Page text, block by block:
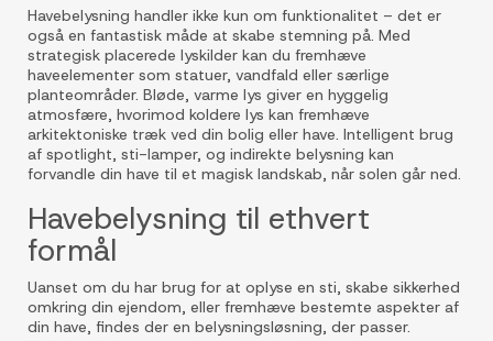
Havebelysning handler ikke kun om funktionalitet – det er
også en fantastisk måde at skabe stemning på. Med
strategisk placerede lyskilder kan du fremhæve
haveelementer som statuer, vandfald eller særlige
planteområder. Bløde, varme lys giver en hyggelig
atmosfære, hvorimod koldere lys kan fremhæve
arkitektoniske træk ved din bolig eller have. Intelligent brug
af spotlight, sti-lamper, og indirekte belysning kan
forvandle din have til et magisk landskab, når solen går ned.
Havebelysning til ethvert
formål
Uanset om du har brug for at oplyse en sti, skabe sikkerhed
omkring din ejendom, eller fremhæve bestemte aspekter af
din have, findes der en belysningsløsning, der passer.